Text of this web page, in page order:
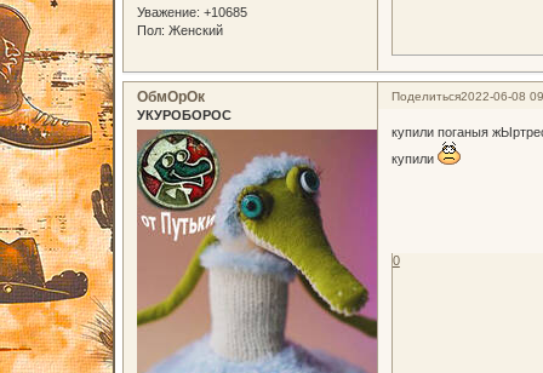
Уважение: +10685
Пол: Женский
Поделиться2022-06-08
ОбмОрОк
УКУРОБОРОС
купили поганыя
купили
0